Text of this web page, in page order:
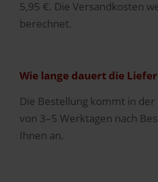
5,95 €. Die Versandkosten
berechnet.
Wie lange dauert die
Die Bestellung kommt in der
von 3–5 Werktagen nach
Ihnen an.